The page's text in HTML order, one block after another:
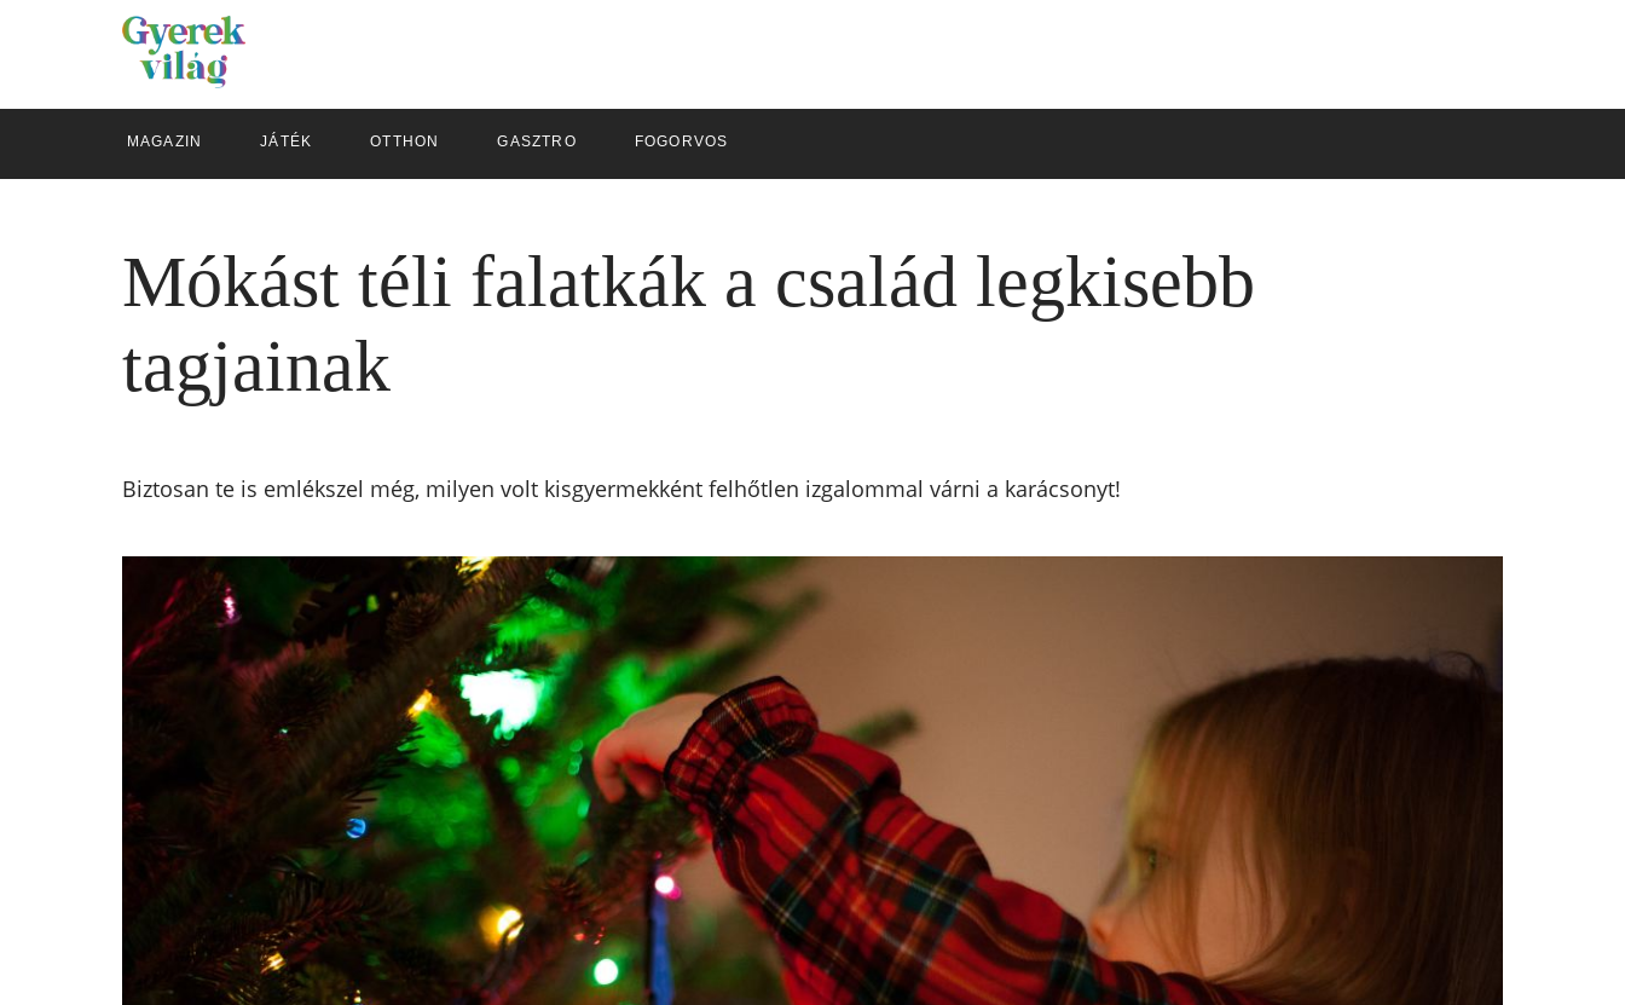
MAGAZIN JÁTÉK OTTHON GASZTRO FOGORVOS
Mókást téli falatkák a család legkisebb
tagjainak
Biztosan te is emlékszel még, milyen volt kisgyermekként felhőtlen izgalommal várni a karácsonyt!